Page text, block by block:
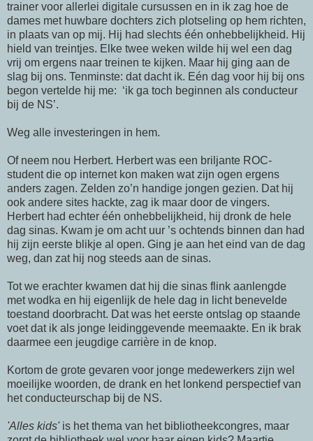
trainer voor allerlei digitale cursussen en in ik zag hoe de
dames met huwbare dochters zich plotseling op hem richten,
in plaats van op mij. Hij had slechts één onhebbelijkheid. Hij
hield van treintjes. Elke twee weken wilde hij wel een dag
vrij om ergens naar treinen te kijken. Maar hij ging aan de
slag bij ons. Tenminste: dat dacht ik. Eén dag voor hij bij ons
begon vertelde hij me: ‘ik ga toch beginnen als conducteur
bij de NS’.
Weg alle investeringen in hem.
Of neem nou Herbert. Herbert was een briljante ROC-
student die op internet kon maken wat zijn ogen ergens
anders zagen. Zelden zo’n handige jongen gezien. Dat hij
ook andere sites hackte, zag ik maar door de vingers.
Herbert had echter één onhebbelijkheid, hij dronk de hele
dag sinas. Kwam je om acht uur ’s ochtends binnen dan had
hij zijn eerste blikje al open. Ging je aan het eind van de dag
weg, dan zat hij nog steeds aan de sinas.
Tot we erachter kwamen dat hij die sinas flink aanlengde
met wodka en hij eigenlijk de hele dag in licht benevelde
toestand doorbracht. Dat was het eerste ontslag op staande
voet dat ik als jonge leidinggevende meemaakte. En ik brak
daarmee een jeugdige carrière in de knop.
Kortom de grote gevaren voor jonge medewerkers zijn wel
moeilijke woorden, de drank en het lonkend perspectief van
het conducteurschap bij de NS.
'Alles kids'is het thema van het bibliotheekcongres, maar